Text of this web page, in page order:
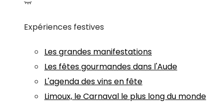
Expériences festives
Les grandes manifestations
Les fêtes gourmandes dans l'Aude
L'agenda des vins en fête
Limoux, le Carnaval le plus long du monde